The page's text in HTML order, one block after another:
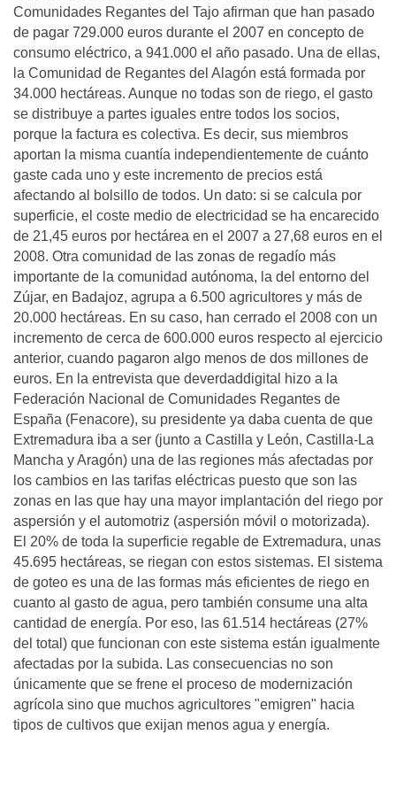
Comunidades Regantes del Tajo afirman que han pasado
de pagar 729.000 euros durante el 2007 en concepto de
consumo eléctrico, a 941.000 el año pasado. Una de ellas,
la Comunidad de Regantes del Alagón está formada por
34.000 hectáreas. Aunque no todas son de riego, el gasto
se distribuye a partes iguales entre todos los socios,
porque la factura es colectiva. Es decir, sus miembros
aportan la misma cuantía independientemente de cuánto
gaste cada uno y este incremento de precios está
afectando al bolsillo de todos. Un dato: si se calcula por
superficie, el coste medio de electricidad se ha encarecido
de 21,45 euros por hectárea en el 2007 a 27,68 euros en el
2008. Otra comunidad de las zonas de regadío más
importante de la comunidad autónoma, la del entorno del
Zújar, en Badajoz, agrupa a 6.500 agricultores y más de
20.000 hectáreas. En su caso, han cerrado el 2008 con un
incremento de cerca de 600.000 euros respecto al ejercicio
anterior, cuando pagaron algo menos de dos millones de
euros. En la entrevista que deverdaddigital hizo a la
Federación Nacional de Comunidades Regantes de
España (Fenacore), su presidente ya daba cuenta de que
Extremadura iba a ser (junto a Castilla y León, Castilla-La
Mancha y Aragón) una de las regiones más afectadas por
los cambios en las tarifas eléctricas puesto que son las
zonas en las que hay una mayor implantación del riego por
aspersión y el automotriz (aspersión móvil o motorizada).
El 20% de toda la superficie regable de Extremadura, unas
45.695 hectáreas, se riegan con estos sistemas. El sistema
de goteo es una de las formas más eficientes de riego en
cuanto al gasto de agua, pero también consume una alta
cantidad de energía. Por eso, las 61.514 hectáreas (27%
del total) que funcionan con este sistema están igualmente
afectadas por la subida. Las consecuencias no son
únicamente que se frene el proceso de modernización
agrícola sino que muchos agricultores "emigren" hacia
tipos de cultivos que exijan menos agua y energía.